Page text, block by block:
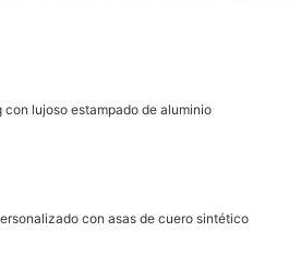
lujoso estampado de aluminio
con asas de cuero sintético